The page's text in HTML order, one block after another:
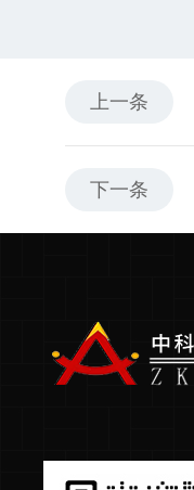
上一条
下一条